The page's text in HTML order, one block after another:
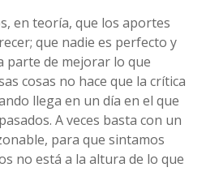
en teoría, que los aportes
que nadie es perfecto y
parte de mejorar lo que
cosas no hace que la crítica
llega en un día en el que
A veces basta con un
para que sintamos
no está a la altura de lo que